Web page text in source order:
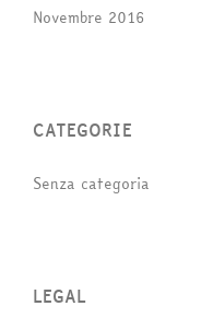
Novembre 2016
CATEGORIE
Senza categoria
LEGAL